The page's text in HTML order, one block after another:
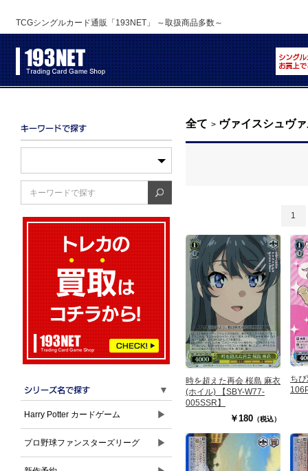
TCGシングルカード通販「193NET」 ～取扱商品多数～
▼
Harry Potter カードゲーム ▶
プロ野球ファンスターズリーグ ▶
全て > ヴァイスシュヴ
1
時を超えた再会 桜島 麻衣
(ホイル) 【SBY-W77-
005SSR】
￥180 （税込）
ち